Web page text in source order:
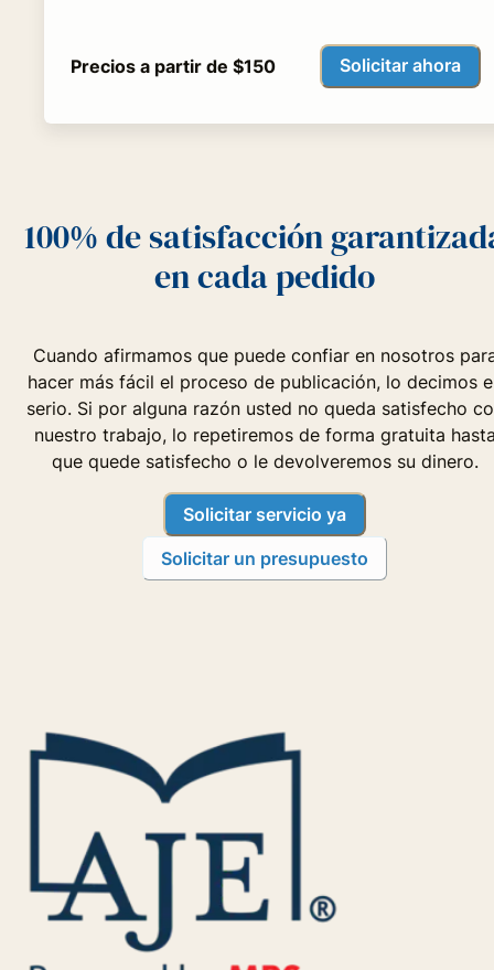
Precios a partir de $150 Solicitar ahora
100% de satisfacción
en cada pedido
Cuando afirmamos que puede confiar en nosotros
hacer más fácil el proceso de publicación, lo decimos
serio. Si por alguna razón usted no queda satisfecho
nuestro trabajo, lo repetiremos de forma gratuita
que quede satisfecho o le devolveremos su dinero.
Solicitar servicio ya
Solicitar un presupuesto